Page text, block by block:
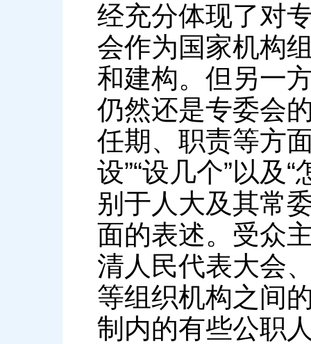
经充分体现了对
会作为国家机构
和建构。但另一
仍然还是专委会
任期、职责等方
设”“设几个”以及
别于人大及其常
面的表述。受众
清人民代表大会
等组织机构之间
制内的有些公职